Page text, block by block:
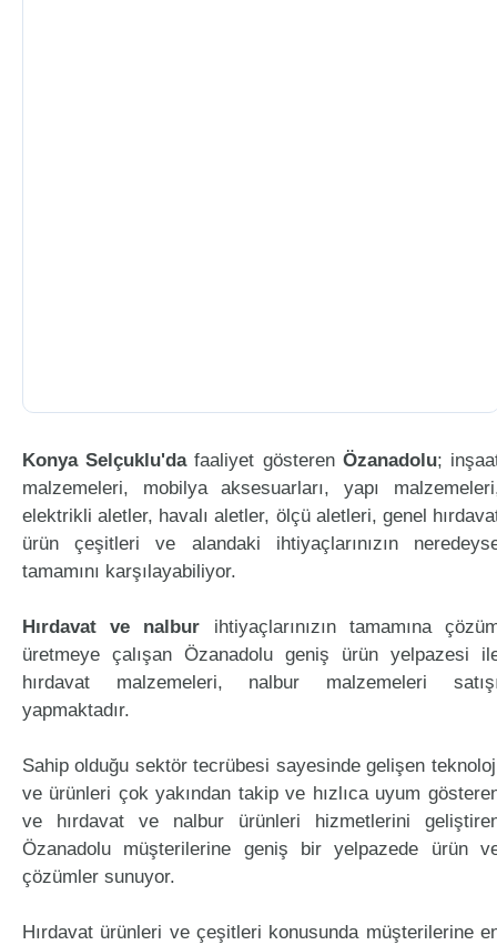
Konya Selçuklu'dafaaliyet gösteren Özanadolu;
malzemeleri, mobilya aksesuarları, yapı
elektrikli aletler, havalı aletler, ölçü aletleri, genel
ürün çeşitleri ve alandaki ihtiyaçlarınızın
tamamını karşılayabiliyor.
Hırdavat ve nalbur ihtiyaçlarınızın tamamına
üretmeye çalışan Özanadolu geniş ürün yelpazesi
hırdavat malzemeleri, nalbur malzemeleri
yapmaktadır.
Sahip olduğu sektör tecrübesi sayesinde gelişen
ve ürünleri çok yakından takip ve hızlıca uyum
ve hırdavat ve nalbur ürünleri hizmetlerini
Özanadolu müşterilerine geniş bir yelpazede ürün
çözümler sunuyor.
Hırdavat ürünleri ve çeşitleri konusunda müşterilerine